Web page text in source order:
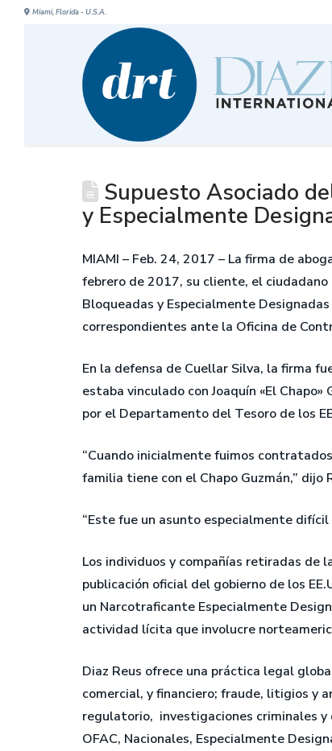
Miami, Florida - U.S.A.
Supuesto Asociado
y Especialmente
MIAMI – Feb. 24, 2017 – La firma de
febrero de 2017, su cliente, el
Bloqueadas y Especialmente
correspondientes ante la Oficina de
En la defensa de Cuellar Silva, la firma
estaba vinculado con Joaquín «El
por el Departamento del Tesoro de los
“Cuando inicialmente fuimos
familia tiene con el Chapo Guzmán,”
“Este fue un asunto especialmente
Los individuos y compañías retiradas de
publicación oficial del gobierno de los
un Narcotraficante Especialmente
actividad lícita que involucre
Diaz Reus ofrece una práctica legal
comercial, y financiero; fraude, litigios y
regulatorio, investigaciones criminales y
OFAC, Nacionales, Especialmente